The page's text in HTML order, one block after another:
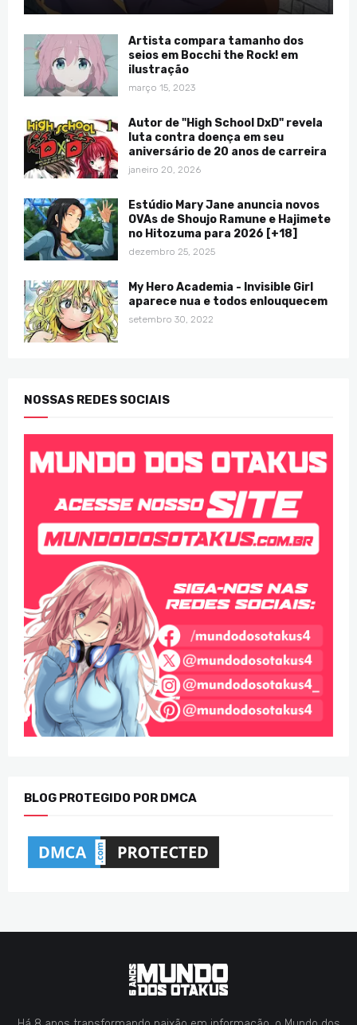
Artista compara tamanho dos
seios em Bocchi the Rock! em
ilustração
março 15, 2023
Autor de "High School DxD" revela
luta contra doença em seu
aniversário de 20 anos de carreira
janeiro 20, 2026
Estúdio Mary Jane anuncia novos
OVAs de Shoujo Ramune e Hajimete
no Hitozuma para 2026 [+18]
dezembro 25, 2025
My Hero Academia - Invisible Girl
aparece nua e todos enlouquecem
setembro 30, 2022
NOSSAS REDES SOCIAIS
BLOG PROTEGIDO POR DMCA